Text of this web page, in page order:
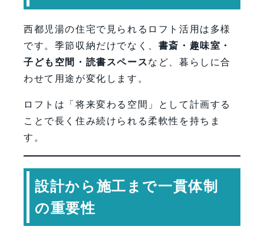
西都児湯の住宅で見られるロフト活用は多様
です。季節収納だけでなく、 書斎・趣味室・
子ども空間・読書スペースなど、暮らしに合
わせて用途が変化します。
ロフトは「将来変わる空間」として計画する
ことで長く住み続けられる柔軟性を持ちま
す。
設計から施工まで一貫体制
の重要性